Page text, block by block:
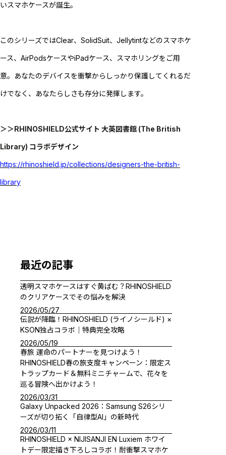
いスマホケースが誕生。
このシリーズではClear、SolidSuit、Jellytintなどのスマホケ
ース、AirPodsケースやiPadケース、スマホリングをご用
意。あなたのデバイスを衝撃からしっかり保護してくれるだ
けでなく、あなたらしさも存分に発揮します。
＞＞RHINOSHIELD公式サイト 大英図書館 (The British
Library) コラボデザイン
https://rhinoshield.jp/collections/designers-the-british-
library
最近の記事
透明スマホケースはすぐ黄ばむ？RHINOSHIELD
のクリアケースでその悩みを解決
2026/05/27
伝説が降臨！RHINOSHIELD (ライノシールド) ×
KSON独占コラボ｜特典完全攻略
2026/05/19
春旅 運命のパートナーを見つけよう！
RHINOSHIELD春の旅支度キャンペーン：限定ス
トラップカード＆無料ミニチャームで、花々を
巡る冒険へ出かけよう！
2026/03/31
Galaxy Unpacked 2026：Samsung S26シリ
ーズが切り拓く「自律型AI」の新時代
2026/03/11
RHINOSHIELD × NIJISANJI EN Luxiem ホワイ
トデー限定描き下ろしコラボ！耐衝撃スマホケ